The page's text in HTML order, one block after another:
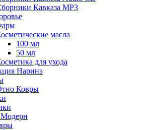
Кавказа MP3
масла
100 мл
50 мл
для ухода
Наринэ
Ковры